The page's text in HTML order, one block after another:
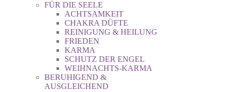
FÜR DIE SEELE
ACHTSAMKEIT
CHAKRA DÜFTE
REINIGUNG & HEILUNG
FRIEDEN
KARMA
SCHUTZ DER ENGEL
WEIHNACHTS-KARMA
BERUHIGEND &
AUSGLEICHEND